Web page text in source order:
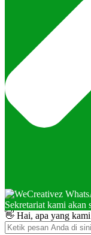
Sekretariat kami akan
👋 Hai, apa yang